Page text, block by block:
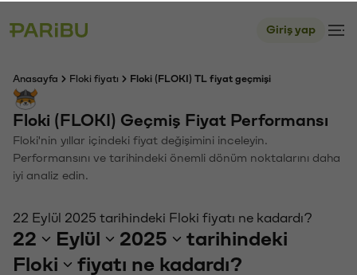
Giriş yap
Anasayfa Floki fiyatı Floki (FLOKI) TL fiyat geçmişi
Floki (FLOKI) Geçmiş Fiyat Performansı
Floki'nin yıllar içindeki fiyat değişimini inceleyin.
Performansını ve tarihindeki önemli dönüm noktalarını daha
iyi analiz edin.
22 Eylül 2025 tarihindeki Floki fiyatı ne kadardı?
22 Eylül 2025
tarihindeki
Floki
fiyatı ne kadardı?